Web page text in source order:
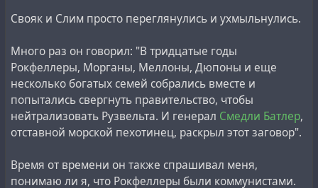
Свояк и Слим просто переглянулись и ухмыльнулись.
Много раз он говорил: "В тридцатые годы
Рокфеллеры, Морганы, Меллоны, Дюпоны и еще
несколько богатых семей собрались вместе и
попытались свергнуть правительство, чтобы
нейтрализовать Рузвельта. И генерал Смедли Батлер,
отставной морской пехотинец, раскрыл этот заговор".
Время от времени он также спрашивал меня,
понимаю ли я, что Рокфеллеры были коммунистами.